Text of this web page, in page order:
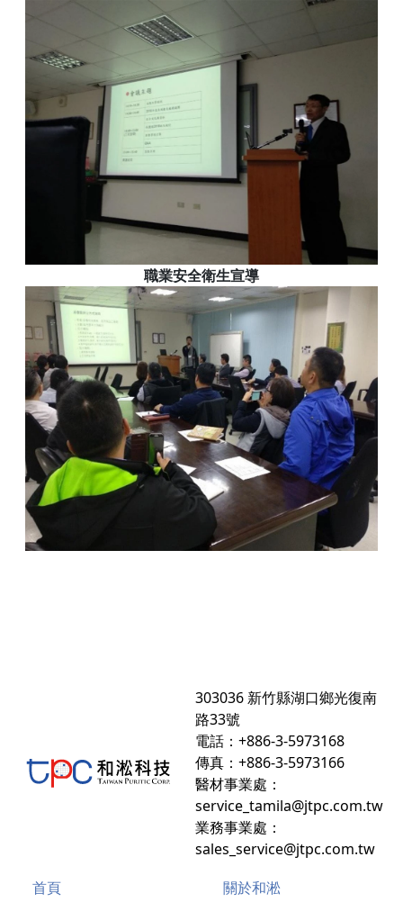
職業安全衛生宣導
303036 新竹縣湖口鄉光復南
路33號
電話：+886-3-5973168
傳真：+886-3-5973166
醫材事業處：
service_tamila@jtpc.com.tw
業務事業處：
sales_service@jtpc.com.tw
首頁
關於和淞